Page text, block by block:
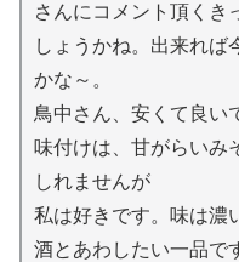
さんにコメント頂くき
しょうかね。出来れば
かな～。
鳥中さん、安くて良い
味付けは、甘がらいみ
しれませんが
私は好きです。味は濃
酒とあわしたい一品で